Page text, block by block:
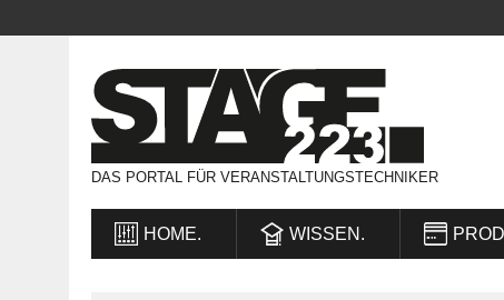
DAS PORTAL FÜR VERANSTALTUNGSTECHNIKER
HOME. WISSEN.